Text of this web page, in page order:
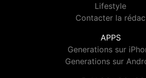
Lifestyle
Contacter la rédac
APPS
Generations sur
Generations sur